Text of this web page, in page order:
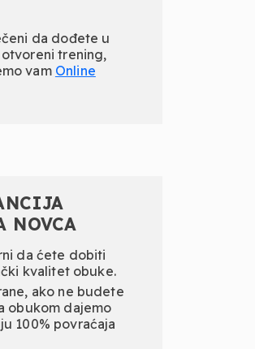
da dođete u
trening,
vam Online
NOVCA
da ćete dobiti
kvalitet obuke.
ako ne budete
obukom dajemo
100% povraćaja